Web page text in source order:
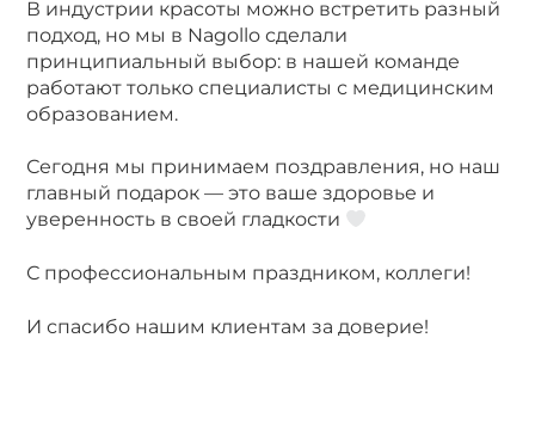
В индустрии красоты можно встретить разный
подход, но мы в Nagollo сделали
принципиальный выбор: в нашей команде
работают только специалисты с медицинским
образованием.
Сегодня мы принимаем поздравления, но наш
главный подарок — это ваше здоровье и
уверенность в своей гладкости
С профессиональным праздником, коллеги!
И спасибо нашим клиентам за доверие!